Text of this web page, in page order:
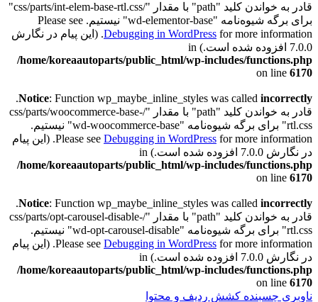
قادر به خواندن کلید "path" با مقدار "/css/parts/int-elem-base-rtl.css"
برای برگه شیوه‌نامه "wd-elementor-base" نیستیم. Please see
Debugging in WordPressfor more information. (این پیام در نگارش
7.0.0 افزوده شده است.) in
/home/koreaautoparts/public_html/wp-includes/functions.php
on line 6170
Notice: Function wp_maybe_inline_styles was called incorrectly
.
قادر به خواندن کلید "path" با مقدار "/css/parts/woocommerce-base-
rtl.css" برای برگه شیوه‌نامه "wd-woocommerce-base" نیستیم.
Please see Debugging in WordPress
for more information. (این پیام
در نگارش 7.0.0 افزوده شده است.) in
/home/koreaautoparts/public_html/wp-includes/functions.php
on line 6170
Notice: Function wp_maybe_inline_styles was called incorrectly
.
قادر به خواندن کلید "path" با مقدار "/css/parts/opt-carousel-disable-
rtl.css" برای برگه شیوه‌نامه "wd-opt-carousel-disable" نیستیم.
Please see Debugging in WordPress
for more information. (این پیام
در نگارش 7.0.0 افزوده شده است.) in
/home/koreaautoparts/public_html/wp-includes/functions.php
on line 6170
ناوبری چسبنده کشش ردیف و محتوا